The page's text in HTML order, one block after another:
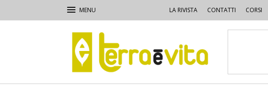
LA RIVISTA CONTATTI CORSI
Terra
e
Vita